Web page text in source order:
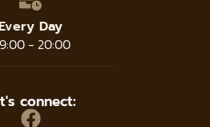
Day
- 20:00
connect: